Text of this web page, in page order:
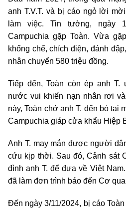
anh T.V.T. và bị cáo ngỏ lời
làm việc. Tin tưởng, ngày
Campuchia gặp Toàn. Vừa
khống chế, chích điện, đánh
nhân chuyển 580 triệu đồng.
Tiếp đến, Toàn còn ép anh T.
nước vui khiến nạn nhân rơi
này, Toàn chở anh T. đến bỏ tại
Campuchia giáp cửa khẩu Hiệp
Anh T. may mắn được người
cứu kịp thời. Sau đó, Cảnh sát
đình anh T. để đưa về Việt
đã làm đơn trình báo đến Cơ
Đến ngày 3/11/2024, bị cáo